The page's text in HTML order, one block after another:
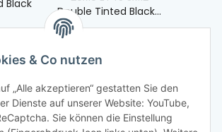
Black
*
Concaver CVR4
Double Tinted Black
MERCEDES C-Klasse
204,204 AMG,204
625,00 €*
& Co nutzen
„Alle akzeptieren“ gestatten Sie den
Dienste auf unserer Website: YouTube,
Sie können die Einstellung